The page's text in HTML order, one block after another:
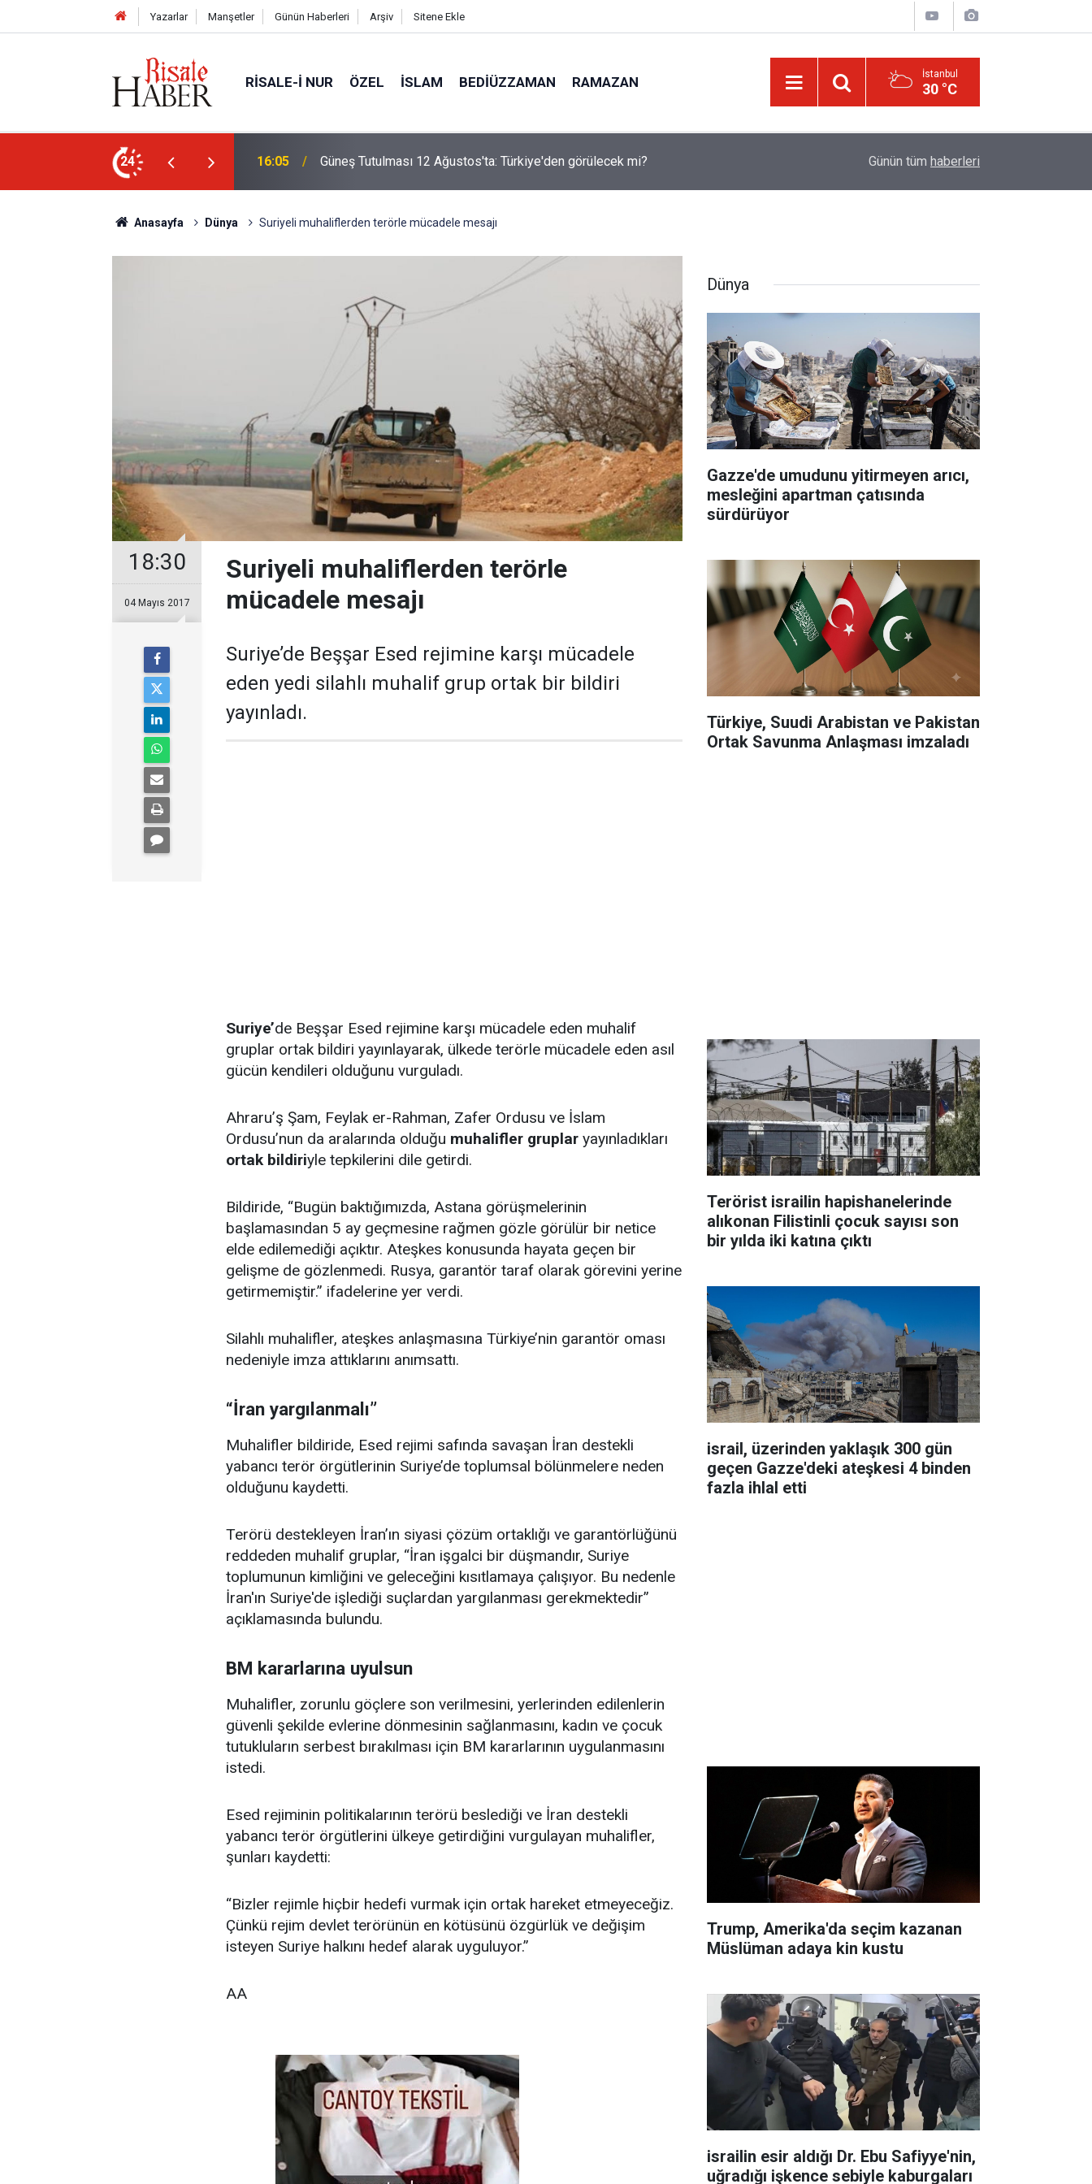
Yazarlar Manşetler Günün Haberleri Arşiv Sitene Ekle
RISALE-I NUR ÖZEL İSLAM BEDIÜZZAMAN RAMAZAN İstanbul
30 °C
24
görülecek mi? 14:30 Risale-i Nur'u kendine oku kendine, başkasına değil!
atabilir' uyarısı
Günün tüm haberleri
Anasayfa Dünya Suriyeli muhaliflerden terörle mücadele mesajı
18:30
04 Mayıs 2017
Suriyeli muhaliflerden terörle
mücadele mesajı
Suriye’de Beşşar Esed rejimine karşı mücadele
eden yedi silahlı muhalif grup ortak bir bildiri
yayınladı.
Suriye’de Beşşar Esed rejimine karşı mücadele eden muhalif
gruplar ortak bildiri yayınlayarak, ülkede terörle mücadele eden asıl
gücün kendileri olduğunu vurguladı.
Ahraru’ş Şam, Feylak er-Rahman, Zafer Ordusu ve İslam
Ordusu’nun da aralarında olduğu muhalifler gruplar yayınladıkları
ortak bildiriyle tepkilerini dile getirdi.
Bildiride, “Bugün baktığımızda, Astana görüşmelerinin
başlamasından 5 ay geçmesine rağmen gözle görülür bir netice
elde edilemediği açıktır. Ateşkes konusunda hayata geçen bir
gelişme de gözlenmedi. Rusya, garantör taraf olarak görevini yerine
getirmemiştir.” ifadelerine yer verdi.
Silahlı muhalifler, ateşkes anlaşmasına Türkiye’nin garantör oması
nedeniyle imza attıklarını anımsattı.
“İran yargılanmalı”
Muhalifler bildiride, Esed rejimi safında savaşan İran destekli
yabancı terör örgütlerinin Suriye’de toplumsal bölünmelere neden
olduğunu kaydetti.
Terörü destekleyen İran’ın siyasi çözüm ortaklığı ve garantörlüğünü
reddeden muhalif gruplar, “İran işgalci bir düşmandır, Suriye
toplumunun kimliğini ve geleceğini kısıtlamaya çalışıyor. Bu nedenle
İran'ın Suriye'de işlediği suçlardan yargılanması gerekmektedir”
açıklamasında bulundu.
BM kararlarına uyulsun
Muhalifler, zorunlu göçlere son verilmesini, yerlerinden edilenlerin
güvenli şekilde evlerine dönmesinin sağlanmasını, kadın ve çocuk
tutukluların serbest bırakılması için BM kararlarının uygulanmasını
istedi.
Esed rejiminin politikalarının terörü beslediği ve İran destekli
yabancı terör örgütlerini ülkeye getirdiğini vurgulayan muhalifler,
şunları kaydetti:
“Bizler rejimle hiçbir hedefi vurmak için ortak hareket etmeyeceğiz.
Çünkü rejim devlet terörünün en kötüsünü özgürlük ve değişim
isteyen Suriye halkını hedef alarak uyguluyor.”
AA
Dünya
Gazze'de umudunu yitirmeyen arıcı,
mesleğini apartman çatısında
sürdürüyor
Türkiye, Suudi Arabistan ve Pakistan
Ortak Savunma Anlaşması imzaladı
Terörist israilin hapishanelerinde
alıkonan Filistinli çocuk sayısı son
bir yılda iki katına çıktı
israil, üzerinden yaklaşık 300 gün
geçen Gazze'deki ateşkesi 4 binden
fazla ihlal etti
Trump, Amerika'da seçim kazanan
Müslüman adaya kin kustu
israilin esir aldığı Dr. Ebu Safiyye'nin,
uğradığı işkence sebiyle kaburgaları